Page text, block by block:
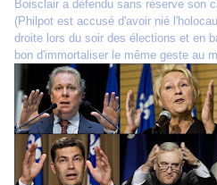
Boisclair a défendu sans réserve son
(Philpot est accusé d'avoir nié
droite lors du soir des élections et en
bon d'immortaliser le même geste au